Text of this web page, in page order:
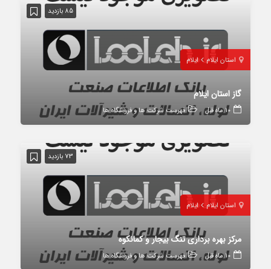
85 بازدید
استان ایلام ایلام
گاز استان ایلام
10 ماه قبل فهرست شرکت ها و فروشگاه ها
73 بازدید
استان ایلام ایلام
مرکز بهره برداری تنگ بیجار و کمانکوه
10 ماه قبل فهرست شرکت ها و فروشگاه ها